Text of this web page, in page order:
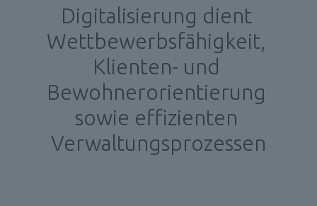
Digitalisierung dient
Wettbewerbsfähigkeit,
Klienten- und
Bewohnerorientierung
sowie effizienten
Verwaltungsprozessen